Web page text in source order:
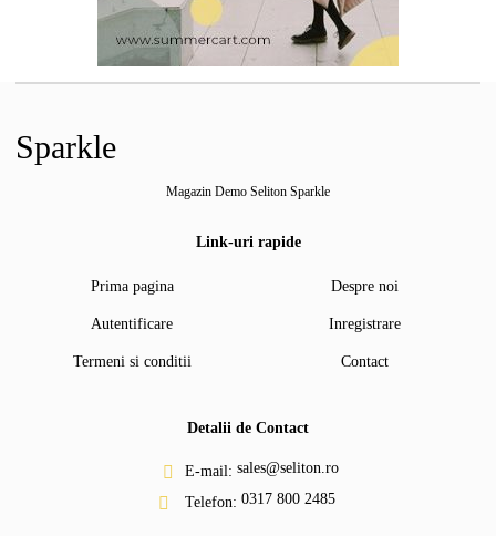
Sparkle
Magazin Demo Seliton Sparkle
Link-uri rapide
Prima pagina Despre noi
Autentificare Inregistrare
Termeni si conditii Contact
Detalii de Contact
E-mail: sales@seliton.ro
Telefon: 0317 800 2485